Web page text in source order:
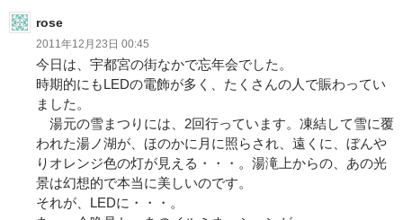
rose
2011年12月23日 00:45
今日は、宇都宮の街なかで忘年会でした。
時期的にもLEDの電飾が多く、たくさんの人で賑わってい
ました。
湯元の雪まつりには、2回行っています。凍結して雪に覆
われた湯ノ湖が、ほのかに月に照らされ、遠くに、ぼんや
りオレンジ色の灯が見える・・・。湯滝上からの、あの光
景は幻想的で本当に美しいのです。
それが、LEDに・・・。